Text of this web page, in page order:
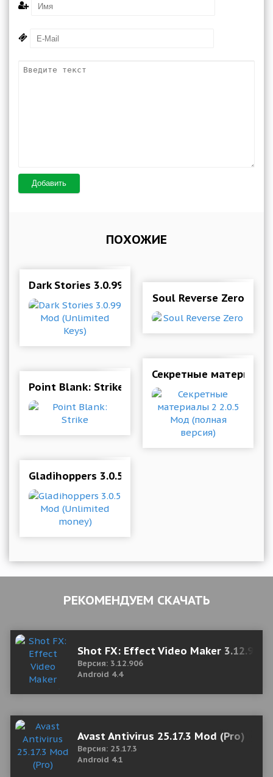
Добавить
ПОХОЖИЕ
Dark Stories 3.0.99 Mod (Unlimited Keys)
Soul Reverse Zero
Point Blank: Strike
Секретные
Gladihoppers 3.0.5 Mod (Unlimited money)
РЕКОМЕНДУЕМ СКАЧАТЬ
Shot FX: Effect Video Maker 3.12.906
Версия: 3.12.906
Android 4.4
Avast Antivirus 25.17.3 Mod (Pro)
Версия: 25.17.3
Android 4.1